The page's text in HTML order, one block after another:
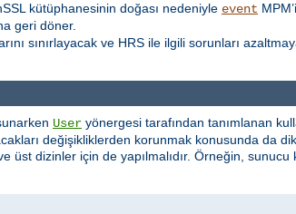
kütüphanesinin doğası nedeniyle event MPM’i
geri döner.
sınırlayacak ve HRS ile ilgili sorunları
User yönergesi tarafından tanımlanan
değişikliklerden korunmak konusunda da
üst dizinler için de yapılmalıdır. Örneğin, sunucu